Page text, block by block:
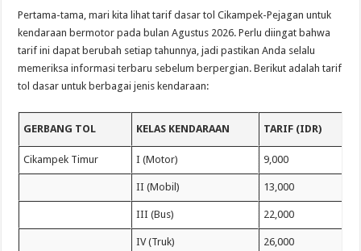
Pertama-tama, mari kita lihat tarif dasar tol Cikampek-Pejagan untuk
kendaraan bermotor pada bulan Agustus 2026. Perlu diingat bahwa
tarif ini dapat berubah setiap tahunnya, jadi pastikan Anda selalu
memeriksa informasi terbaru sebelum berpergian. Berikut adalah tarif
tol dasar untuk berbagai jenis kendaraan:
GERBANG TOL KELAS KENDARAAN TARIF (IDR)
Cikampek Timur I (Motor) 9,000
II (Mobil) 13,000
III (Bus) 22,000
IV (Truk) 26,000